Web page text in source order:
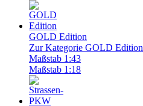
GOLD Edition
Zur Kategorie GOLD Edition
Maßstab 1:43
Maßstab 1:18